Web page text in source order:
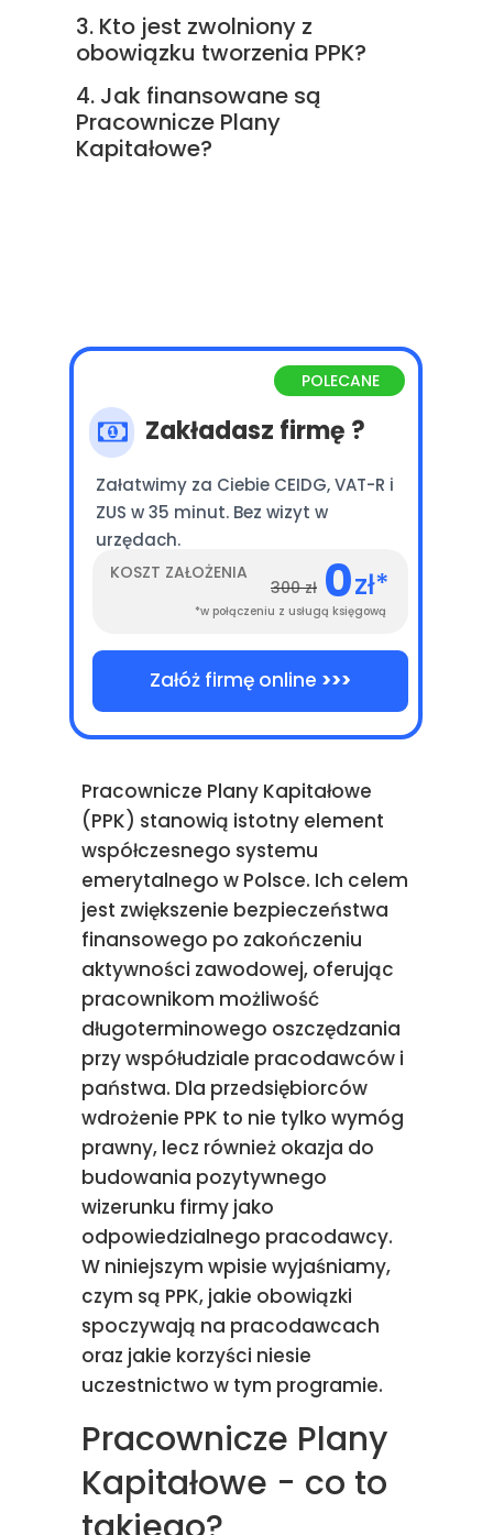
3. Kto jest zwolniony z
obowiązku tworzenia PPK?
4. Jak finansowane są
Pracownicze Plany
Kapitałowe?
Pracownicze Plany Kapitałowe
(PPK) stanowią istotny element
współczesnego systemu
emerytalnego w Polsce. Ich celem
jest zwiększenie bezpieczeństwa
finansowego po zakończeniu
aktywności zawodowej, oferując
pracownikom możliwość
długoterminowego oszczędzania
przy współudziale pracodawców i
państwa. Dla przedsiębiorców
wdrożenie PPK to nie tylko wymóg
prawny, lecz również okazja do
budowania pozytywnego
wizerunku firmy jako
odpowiedzialnego pracodawcy.
W niniejszym wpisie wyjaśniamy,
czym są PPK, jakie obowiązki
spoczywają na pracodawcach
oraz jakie korzyści niesie
uczestnictwo w tym programie.
Pracownicze Plany
Kapitałowe - co to
POLECANE
*w połączeniu z usługą księgową
zł*
0
300 zł
KOSZT ZAŁOŻENIA
Załóż firmę online >>>
Zakładasz firmę ?
Załatwimy za Ciebie CEIDG, VAT-R i
ZUS w 35 minut. Bez wizyt w
urzędach.